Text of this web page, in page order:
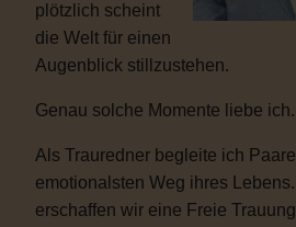
plötzlich scheint
die Welt für einen
Augenblick stillzustehen.
Genau solche Momente liebe ich.
Als Trauredner begleite ich
emotionalsten Weg ihres
erschaffen wir eine Freie